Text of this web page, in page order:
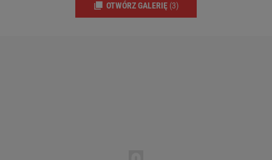
OTWÓRZ GALERIĘ (3)